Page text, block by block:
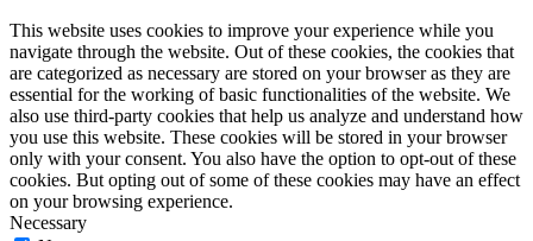
This website uses cookies to improve your experience while you
navigate through the website. Out of these cookies, the cookies that
are categorized as necessary are stored on your browser as they are
essential for the working of basic functionalities of the website. We
also use third-party cookies that help us analyze and understand how
you use this website. These cookies will be stored in your browser
only with your consent. You also have the option to opt-out of these
cookies. But opting out of some of these cookies may have an effect
on your browsing experience.
Necessary